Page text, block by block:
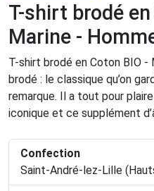
T-shirt brodé
Marine -
T-shirt brodé en Coton BIO -
brodé : le classique qu’on
remarque. Il a tout pour
iconique et ce supplément
Confection
Saint-André-lez-Lille